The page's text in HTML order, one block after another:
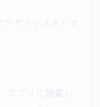
ザインスタジオ
アプリに掲載し